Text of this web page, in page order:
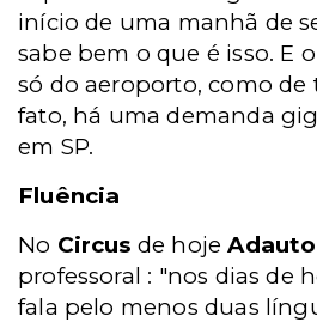
início de uma manhã de
sabe bem o que é isso. E
só do aeroporto, como de
fato, há uma demanda
em SP.
Fluência
No Circus de hoje
professoral : "nos dias de
fala pelo menos duas